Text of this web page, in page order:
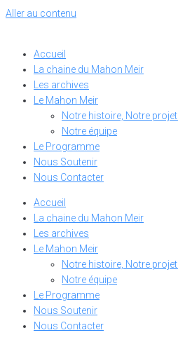
Aller au contenu
Accueil
La chaine du Mahon Meir
Les archives
Le Mahon Meir
Notre histoire, Notre projet.
Notre équipe
Le Programme
Nous Soutenir
Nous Contacter
Accueil
La chaine du Mahon Meir
Les archives
Le Mahon Meir
Notre histoire, Notre projet.
Notre équipe
Le Programme
Nous Soutenir
Nous Contacter